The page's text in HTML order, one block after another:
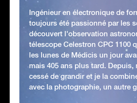
Ingénieur en électronique de
toujours été passionné par les
découvert l'observation
télescope Celestron CPC 1100
les lunes de Médicis un jour
mais 405 ans plus tard. Depuis,
cessé de grandir et je la
avec la photographie, un autre